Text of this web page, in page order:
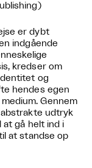
er dybt
indgående
kredser om
og
hendes egen
Gennem
udtryk
at gå helt ind i
at standse op